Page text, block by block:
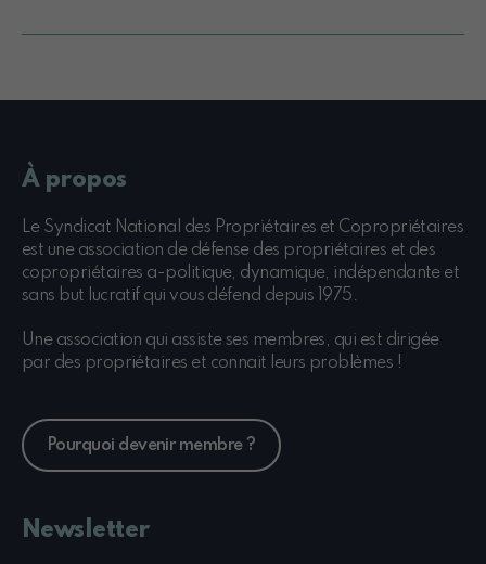
À propos
Le Syndicat National des Propriétaires et Copropriétaires
est une association de défense des propriétaires et des
copropriétaires a-politique, dynamique, indépendante et
sans but lucratif qui vous défend depuis 1975.
Une association qui assiste ses membres, qui est dirigée
par des propriétaires et connait leurs problèmes !
Pourquoi devenir membre ?
Newsletter